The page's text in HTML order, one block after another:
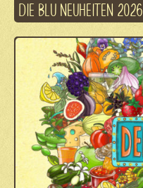
DIE BLU NEUHEITEN 2026